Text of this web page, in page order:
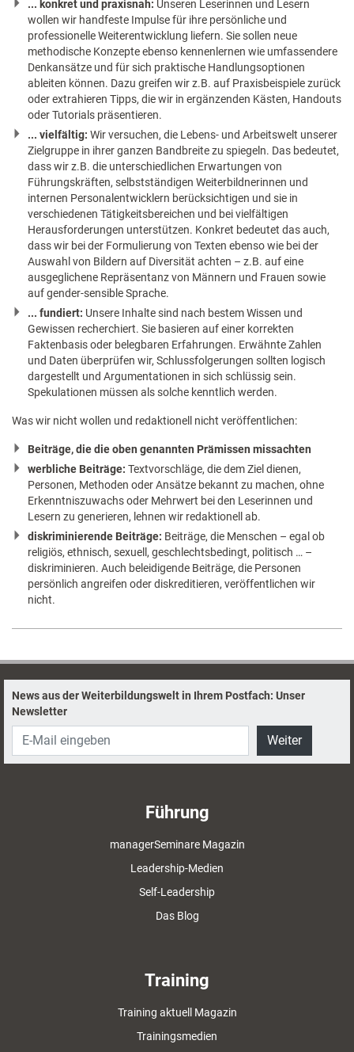
... konkret und praxisnah: Unseren Leserinnen und Lesern
wollen wir handfeste Impulse für ihre persönliche und
professionelle Weiterentwicklung liefern. Sie sollen neue
methodische Konzepte ebenso kennenlernen wie umfassendere
Denkansätze und für sich praktische Handlungsoptionen
ableiten können. Dazu greifen wir z.B. auf Praxisbeispiele zurück
oder extrahieren Tipps, die wir in ergänzenden Kästen, Handouts
oder Tutorials präsentieren.
... vielfältig: Wir versuchen, die Lebens- und Arbeitswelt unserer
Zielgruppe in ihrer ganzen Bandbreite zu spiegeln. Das bedeutet,
dass wir z.B. die unterschiedlichen Erwartungen von
Führungskräften, selbstständigen Weiterbildnerinnen und
internen Personalentwicklern berücksichtigen und sie in
verschiedenen Tätigkeitsbereichen und bei vielfältigen
Herausforderungen unterstützen. Konkret bedeutet das auch,
dass wir bei der Formulierung von Texten ebenso wie bei der
Auswahl von Bildern auf Diversität achten – z.B. auf eine
ausgeglichene Repräsentanz von Männern und Frauen sowie
auf gender-sensible Sprache.
... fundiert: Unsere Inhalte sind nach bestem Wissen und
Gewissen recherchiert. Sie basieren auf einer korrekten
Faktenbasis oder belegbaren Erfahrungen. Erwähnte Zahlen
und Daten überprüfen wir, Schlussfolgerungen sollten logisch
dargestellt und Argumentationen in sich schlüssig sein.
Spekulationen müssen als solche kenntlich werden.
Was wir nicht wollen und redaktionell nicht veröffentlichen:
Beiträge, die die oben genannten Prämissen missachten
werbliche Beiträge: Textvorschläge, die dem Ziel dienen,
Personen, Methoden oder Ansätze bekannt zu machen, ohne
Erkenntniszuwachs oder Mehrwert bei den Leserinnen und
Lesern zu generieren, lehnen wir redaktionell ab.
diskriminierende Beiträge: Beiträge, die Menschen – egal ob
religiös, ethnisch, sexuell, geschlechtsbedingt, politisch … –
diskriminieren. Auch beleidigende Beiträge, die Personen
persönlich angreifen oder diskreditieren, veröffentlichen wir
nicht.
News aus der Weiterbildungswelt in Ihrem Postfach: Unser
Newsletter
Weiter
Führung
managerSeminare Magazin
Leadership-Medien
Self-Leadership
Das Blog
Training
Training aktuell Magazin
Trainingsmedien